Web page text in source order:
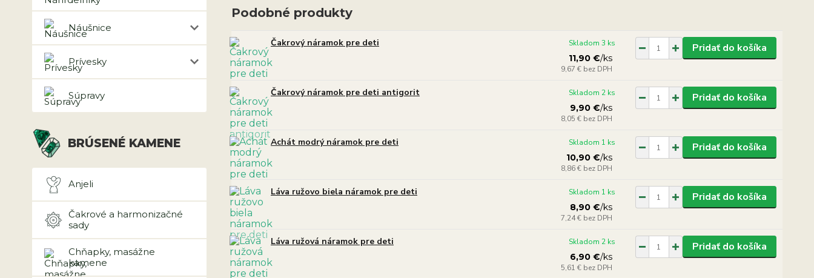
Náušnice
Prívesky
Súpravy
BRÚSENÉ KAMENE
Anjeli
Čakrové a harmonizačné
sady
Chňapky, masážne
kamene
Podobné produkty
Čakrový náramok pre deti
11,90 €/ks
9,67 € bez DPH
Skladom 3 ks Pridať do košíka
Čakrový náramok pre deti antigorit
9,90 €/ks
8,05 € bez DPH
Skladom 2 ks Pridať do košíka
Achát modrý náramok pre deti
10,90 €/ks
8,86 € bez DPH
Skladom 1 ks Pridať do košíka
Láva ružovo biela náramok pre deti
8,90 €/ks
7,24 € bez DPH
Skladom 1 ks Pridať do košíka
Láva ružová náramok pre deti
6,90 €/ks
5,61 € bez DPH
Skladom 2 ks Pridať do košíka